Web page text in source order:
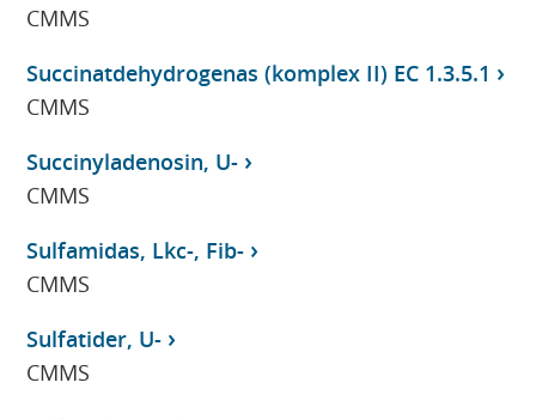
CMMS
Succinatdehydrogenas (komplex II) EC 1.3.5.1
CMMS
Succinyladenosin, U-
CMMS
Sulfamidas, Lkc-, Fib-
CMMS
Sulfatider, U-
CMMS